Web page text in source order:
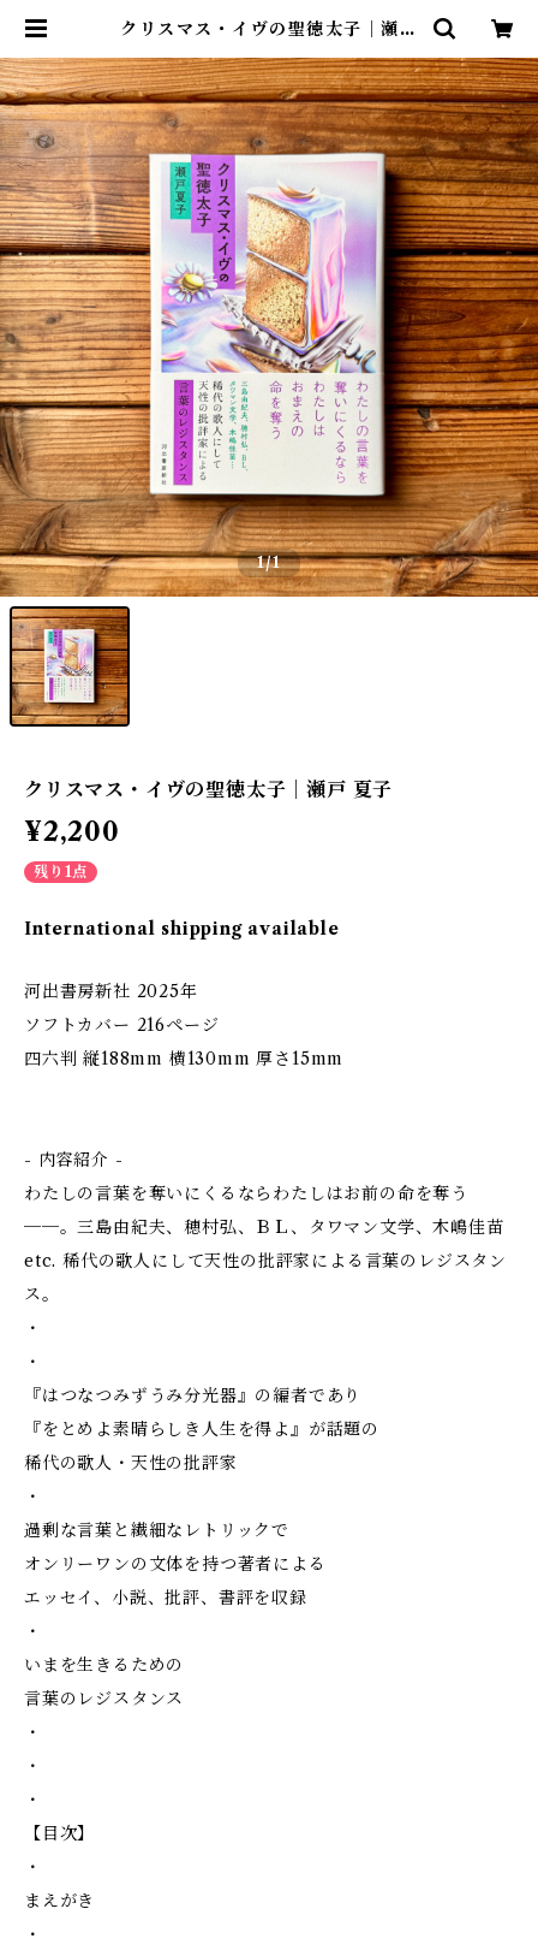
クリスマス・イヴの聖徳太子｜瀬戸
ンガ坂文庫
1/1
クリスマス・イヴの聖徳太子｜瀬戸 夏子
¥2,200
残り1点
International shipping available
河出書房新社 2025年
ソフトカバー 216ページ
四六判 縦188mm 横130mm 厚さ15mm
- 内容紹介 -
わたしの言葉を奪いにくるならわたしはお前の命を奪う
──。三島由紀夫、穂村弘、ＢＬ、タワマン文学、木嶋佳苗
etc. 稀代の歌人にして天性の批評家による言葉のレジスタン
ス。
・
・
『はつなつみずうみ分光器』の編者であり
『をとめよ素晴らしき人生を得よ』が話題の
稀代の歌人・天性の批評家
・
過剰な言葉と繊細なレトリックで
オンリーワンの文体を持つ著者による
エッセイ、小説、批評、書評を収録
・
いまを生きるための
言葉のレジスタンス
・
・
・
【目次】
・
まえがき
・